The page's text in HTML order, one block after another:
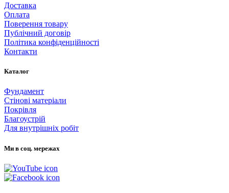
Доставка
Оплата
Поверення товару
Публічний договір
Політика конфіденційності
Контакти
Каталог
Фундамент
Стінові матеріали
Покрівля
Благоустрій
Для внутрішніх робіт
Ми в соц. мережах